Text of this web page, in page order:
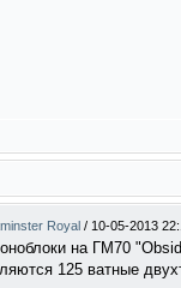
Royal / 10-05-2013
на ГМ70
125 ватные